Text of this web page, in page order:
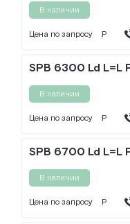
В наличии
Цена по запросу Р
SPB 6300 Ld L=L
В наличии
Цена по запросу Р
SPB 6700 Ld L=L
В наличии
Цена по запросу Р